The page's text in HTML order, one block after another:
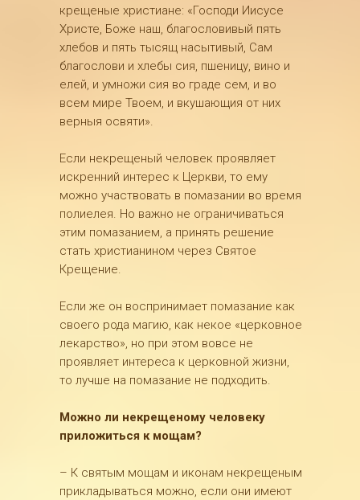
крещеные христиане: «Господи Иисусе
Христе, Боже наш, благословивый пять
хлебов и пять тысящ насытивый, Сам
благослови и хлебы сия, пшеницу, вино и
елей, и умножи сия во граде сем, и во
всем мире Твоем, и вкушающия от них
верныя освяти».
Если некрещеный человек проявляет
искренний интерес к Церкви, то ему
можно участвовать в помазании во время
полиелея. Но важно не ограничиваться
этим помазанием, а принять решение
стать христианином через Святое
Крещение.
Если же он воспринимает помазание как
своего рода магию, как некое «церковное
лекарство», но при этом вовсе не
проявляет интереса к церковной жизни,
то лучше на помазание не подходить.
Можно ли некрещеному человеку
приложиться к мощам?
– К святым мощам и иконам некрещеным
прикладываться можно, если они имеют